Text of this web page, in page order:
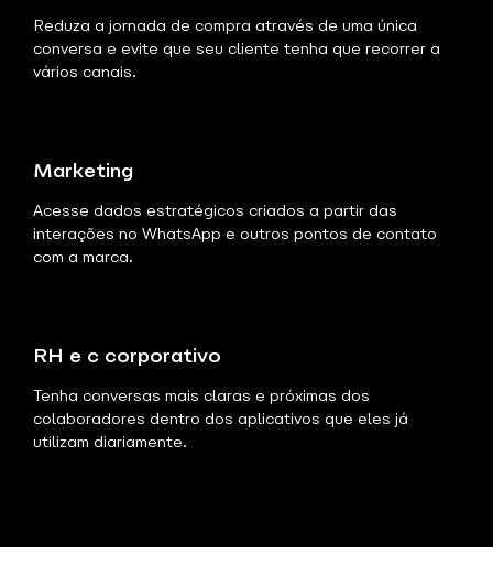
Reduza a jornada de compra através de uma única
conversa e evite que seu cliente tenha que recorrer a
vários canais.
Marketing
Acesse dados estratégicos criados a partir das
interações no WhatsApp e outros pontos de contato
com a marca.
RH e c corporativo
Tenha conversas mais claras e próximas dos
colaboradores dentro dos aplicativos que eles já
utilizam diariamente.